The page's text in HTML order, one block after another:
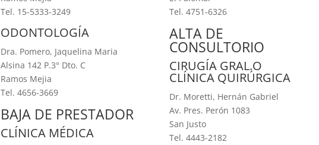
Tel. 15-5333-3249
ODONTOLOGÍA
Dra. Pomero, Jaquelina Maria
Alsina 142 P.3° Dto. C
Ramos Mejia
Tel. 4656-3669
BAJA DE PRESTADOR
CLÍNICA MÉDICA
Tel. 4751-6326
ALTA DE
CONSULTORIO
CIRUGÍA GRAL.O
CLÍNICA QUIRÚRGICA
Dr. Moretti, Hernán Gabriel
Av. Pres. Perón 1083
San Justo
Tel. 4443-2182